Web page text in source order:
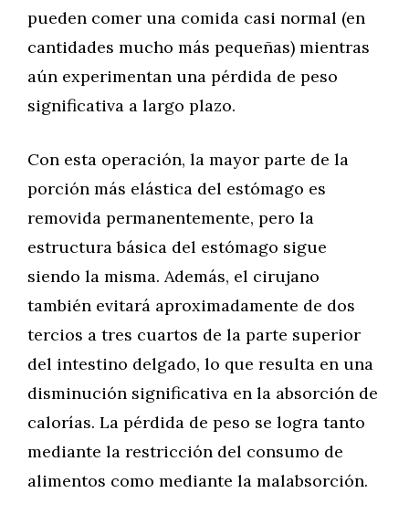
pueden comer una comida casi normal (en
cantidades mucho más pequeñas) mientras
aún experimentan una pérdida de peso
significativa a largo plazo.
Con esta operación, la mayor parte de la
porción más elástica del estómago es
removida permanentemente, pero la
estructura básica del estómago sigue
siendo la misma. Además, el cirujano
también evitará aproximadamente de dos
tercios a tres cuartos de la parte superior
del intestino delgado, lo que resulta en una
disminución significativa en la absorción de
calorías. La pérdida de peso se logra tanto
mediante la restricción del consumo de
alimentos como mediante la malabsorción.